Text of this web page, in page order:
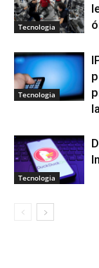
Tecnologia
Tecnologia
Tecnologia